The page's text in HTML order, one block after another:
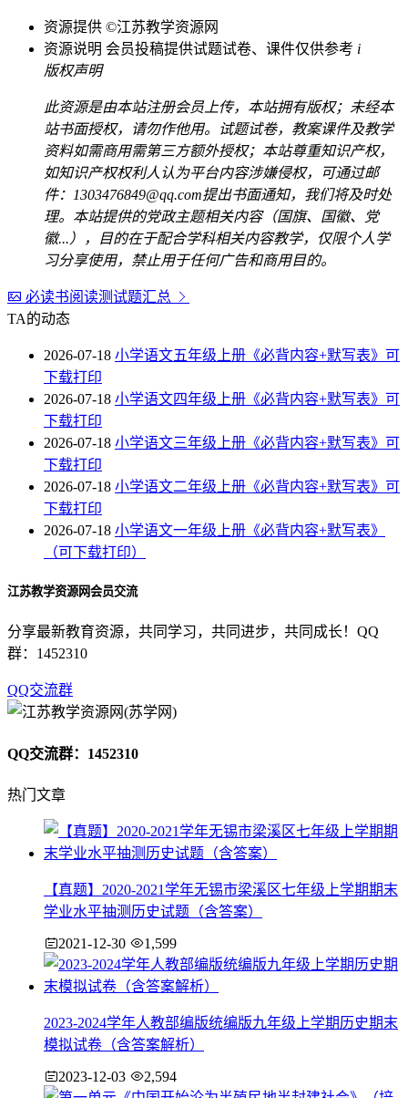
资源提供 ©江苏教学资源网
资源说明 会员投稿提供试题试卷、课件仅供参考 i
版权声明
此资源是由本站注册会员上传，本站拥有版权；未经本
站书面授权，请勿作他用。试题试卷，教案课件及教学
资料如需商用需第三方额外授权；本站尊重知识产权，
如知识产权权利人认为平台内容涉嫌侵权，可通过邮
件：1303476849@qq.com提出书面通知，我们将及时处
理。本站提供的党政主题相关内容（国旗、国徽、党
徽...），目的在于配合学科相关内容教学，仅限个人学
习分享使用，禁止用于任何广告和商用目的。
必读书阅读测试题汇总
TA的动态
2026-07-18 小学语文五年级上册《必背内容+默写表》可
下载打印
2026-07-18 小学语文四年级上册《必背内容+默写表》可
下载打印
2026-07-18 小学语文三年级上册《必背内容+默写表》可
下载打印
2026-07-18 小学语文二年级上册《必背内容+默写表》可
下载打印
2026-07-18 小学语文一年级上册《必背内容+默写表》
（可下载打印）
江苏教学资源网会员交流
分享最新教育资源，共同学习，共同进步，共同成长！QQ
群：1452310
QQ交流群
QQ交流群：1452310
热门文章
【真题】2020-2021学年无锡市梁溪区七年级上学期期末
学业水平抽测历史试题（含答案）
2021-12-30 1,599
2023-2024学年人教部编版统编版九年级上学期历史期末
模拟试卷（含答案解析）
2023-12-03 2,594